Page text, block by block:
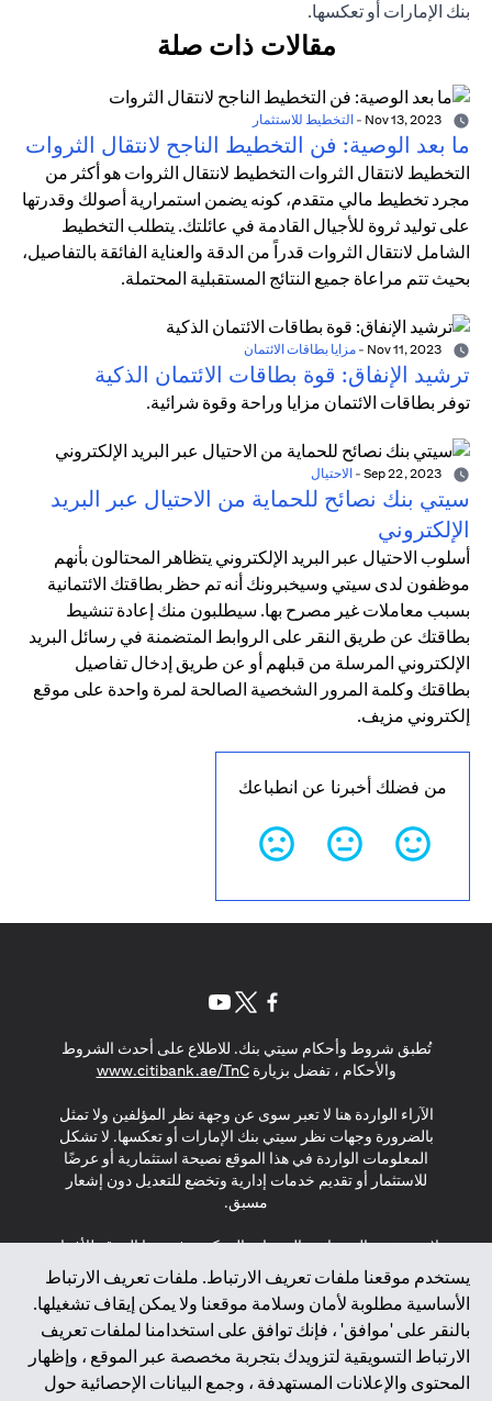
بنك الإمارات أو تعكسها.
مقالات ذات صلة
- التخطيط للاستثمار
ما بعد الوصية: فن التخطيط الناجح لانتقال الثروات
التخطيط لانتقال الثروات التخطيط لانتقال الثروات هو أكثر من
مجرد تخطيط مالي متقدم، كونه يضمن استمرارية أصولك وقدرتها
على توليد ثروة للأجيال القادمة في عائلتك. يتطلب التخطيط
الشامل لانتقال الثروات قدراً من الدقة والعناية الفائقة بالتفاصيل،
بحيث تتم مراعاة جميع النتائج المستقبلية المحتملة.
- مزايا بطاقات الائتمان
ترشيد الإنفاق: قوة بطاقات الائتمان الذكية
توفر بطاقات الائتمان مزايا وراحة وقوة شرائية.
- الاحتيال
سيتي بنك نصائح للحماية من الاحتيال عبر البريد
الإلكتروني
أسلوب الاحتيال عبر البريد الإلكتروني يتظاهر المحتالون بأنهم
موظفون لدى سيتي وسيخبرونك أنه تم حظر بطاقتك الائتمانية
بسبب معاملات غير مصرح بها. سيطلبون منك إعادة تنشيط
بطاقتك عن طريق النقر على الروابط المتضمنة في رسائل البريد
الإلكتروني المرسلة من قبلهم أو عن طريق إدخال تفاصيل
بطاقتك وكلمة المرور الشخصية الصالحة لمرة واحدة على موقع
إلكتروني مزيف.
من فضلك أخبرنا عن انطباعك
يستخدم موقعنا ملفات تعريف الارتباط. ملفات تعريف الارتباط
الأساسية مطلوبة لأمان وسلامة موقعنا ولا يمكن إيقاف تشغيلها.
بالنقر على 'موافق' ، فإنك توافق على استخدامنا لملفات تعريف
الارتباط التسويقية لتزويدك بتجربة مخصصة عبر الموقع ، وإظهار
المحتوى والإعلانات المستهدفة ، وجمع البيانات الإحصائية حول
تُطبق شروط وأحكام سيتي بنك. للاطلاع على أحدث الشروط
والأحكام ، تفضل بزيارةwww.citibank.ae/TnC
(opens in a new tab)
الآراء الواردة هنا لا تعبر سوى عن وجهة نظر المؤلفين ولا تمثل
بالضرورة وجهات نظر سيتي بنك الإمارات أو تعكسها. لا تشكل
المعلومات الواردة في هذا الموقع نصيحة استثمارية أو عرضًا
للاستثمار أو تقديم خدمات إدارية وتخضع للتعديل دون إشعار
مسبق.
لا يتم تقديم المنتجات والخدمات المذكورة في هذا الموقع للأفراد
المقيمين في الاتحاد الأوروبي أو المنطقة الاقتصادية الأوروبية أو
سويسرا أو غيرنسي أو جيرسي أو موناكو أو سان مارينو أو
الفاتيكان أو جزيرة مان أو المملكة المتحدة أو خصوصية البيانات
(لائحة حماية البيانات العامة \ قانون حماية البيانات الشخصية
العامة \ قانون خصوصية نيوزيلندا). المحتوى الموجود في هذه
الصفحة ليس ولا ينبغي تفسيره على أنه عرض أو دعوة أو دعوة